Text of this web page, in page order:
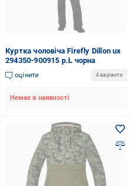
Куртка чоловіча Firefly Dillon ux
294350-900915 р.L чорна
оцінити 4 варіанти
Немає в наявності